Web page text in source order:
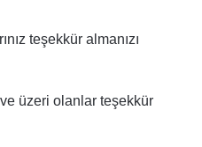
teşekkür almanızı
üzeri olanlar teşekkür